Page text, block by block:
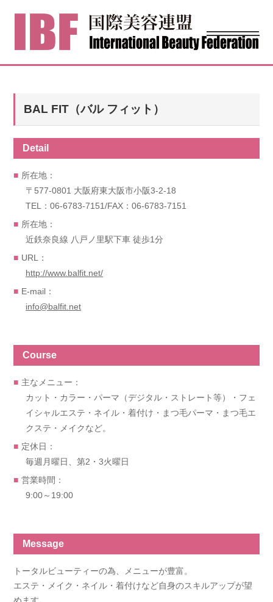
BAL FIT（バル フィット）
Detail
所在地：
〒577-0801 大阪府東大阪市小阪3-2-18
TEL：06-6783-7151/FAX：06-6783-7151
所在地：
近鉄奈良線 八戸ノ里駅下車 徒歩1分
URL：
http://www.balfit.net/
E-mail：
info@balfit.net
Course
主なメニュー：
カット・カラー・パーマ（デジタル・ストレート等）・フェ
イシャルエステ・ネイル・着付け・まつ毛パーマ・まつ毛エ
クステ・メイクなど。
定休日：
毎週月曜日、第2・3火曜日
営業時間：
9:00～19:00
Message
トータルビューティーの為、メニューが豊富。
エステ・メイク・ネイル・着付けなど自身のスキルアップが望